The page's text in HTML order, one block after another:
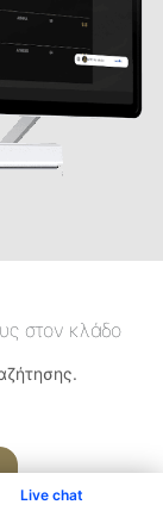
Live chat
στον κλάδο